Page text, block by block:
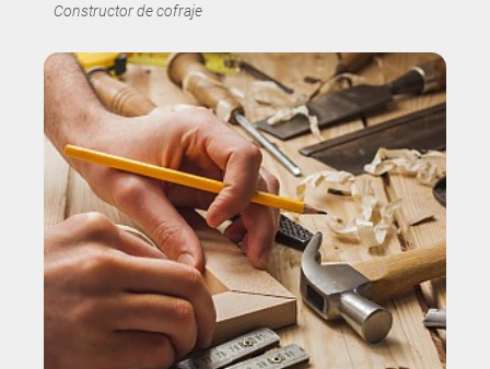
Constructor de cofraje